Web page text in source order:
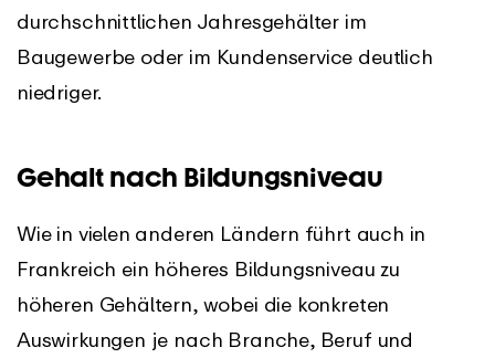
durchschnittlichen Jahresgehälter im
Baugewerbe oder im Kundenservice deutlich
niedriger.
Gehalt nach Bildungsniveau
Wie in vielen anderen Ländern führt auch in
Frankreich ein höheres Bildungsniveau zu
höheren Gehältern, wobei die konkreten
Auswirkungen je nach Branche, Beruf und